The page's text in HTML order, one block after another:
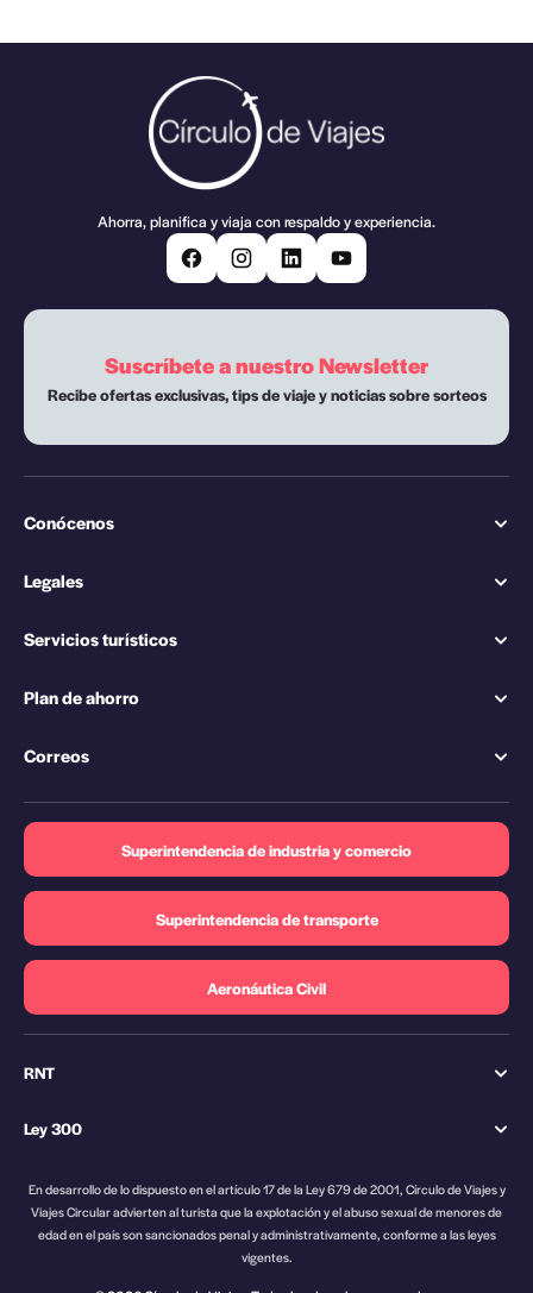
Ahorra, planifica y viaja con respaldo y experiencia.
Suscríbete a nuestro Newsletter
Recibe ofertas exclusivas, tips de viaje y noticias sobre sorteos
Conócenos
Legales
Servicios turísticos
Plan de ahorro
Correos
Superintendencia de industria y comercio
Aeronáutica Civil
Superintendencia de transporte
RNT
Ley 300
En desarrollo de lo dispuesto en el artículo 17 de la Ley 679 de 2001, Círculo de Viajes y
Viajes Circular advierten al turista que la explotación y el abuso sexual de menores de
edad en el país son sancionados penal y administrativamente, conforme a las leyes
vigentes.